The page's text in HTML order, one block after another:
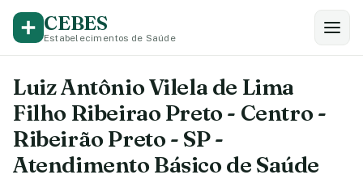
CEBES
Estabelecimentos de Saúde
Luiz Antônio Vilela de Lima
Filho Ribeirao Preto - Centro -
Ribeirão Preto - SP -
Atendimento Básico de Saúde